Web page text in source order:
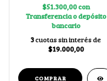
$51.300,00con
Transferencia o depósito
bancario
3cuotas sin interés de
$19.000,00